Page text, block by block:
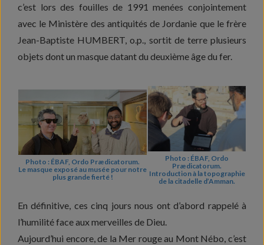
c’est lors des fouilles de 1991 menées conjointement
avec le Ministère des antiquités de Jordanie que le frère
Jean-Baptiste HUMBERT, o.p., sortit de terre plusieurs
objets dont un masque datant du deuxième âge du fer.
Photo : ÉBAF, Ordo Prædicatorum.
Le masque exposé au musée pour notre
plus grande fierté !
Photo : ÉBAF, Ordo
Prædicatorum.
Introduction à la topographie
de la citadelle d’Amman.
En définitive, ces cinq jours nous ont d’abord rappelé à
l’humilité face aux merveilles de Dieu.
Aujourd’hui encore, de la Mer rouge au Mont Nébo, c’est